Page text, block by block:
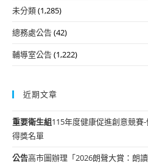
未分類(1,285)
總務處公告(42)
輔導室公告(1,222)
近期文章
重要衛生組115年度健康促進創意競
得獎名單
公告高市圖辦理「2026朗聲大賞：朗